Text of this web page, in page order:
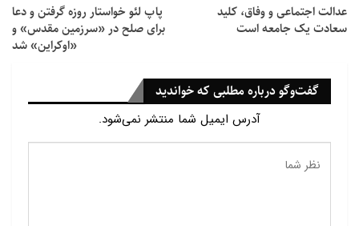
عدالت اجتماعی و وفاق، کلید
سعادت یک جامعه است
پاپ لئو خواستار روزه گرفتن و دعا
برای صلح در «سرزمین مقدس» و
«اوکراین» شد
گفت‌وگو درباره مطلبی که خواندید
آدرس ایمیل شما منتشر نمی‌شود.